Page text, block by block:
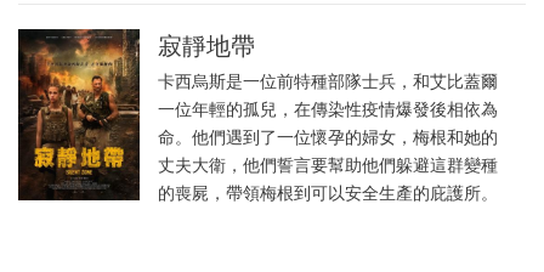
寂靜地帶
卡西烏斯是一位前特種部隊士兵，和艾比蓋爾
一位年輕的孤兒，在傳染性疫情爆發後相依為
命。他們遇到了一位懷孕的婦女，梅根和她的
丈夫大衛，他們誓言要幫助他們躲避這群變種
的喪屍，帶領梅根到可以安全生產的庇護所。